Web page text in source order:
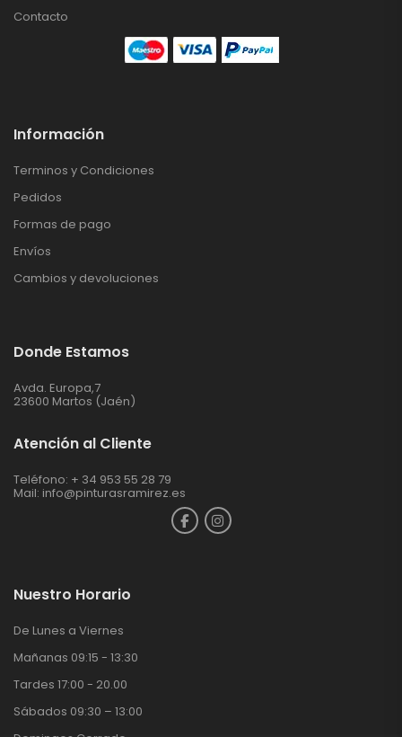
Contacto
Información
Terminos y Condiciones
Pedidos
Formas de pago
Envíos
Cambios y devoluciones
Donde Estamos
Avda. Europa,7
23600 Martos (Jaén)
Atención al Cliente
Teléfono: + 34 953 55 28 79
Mail: info@pinturasramirez.es
Nuestro Horario
De Lunes a Viernes
Mañanas 09:15 - 13:30
Tardes 17:00 - 20.00
Sábados 09:30 – 13:00